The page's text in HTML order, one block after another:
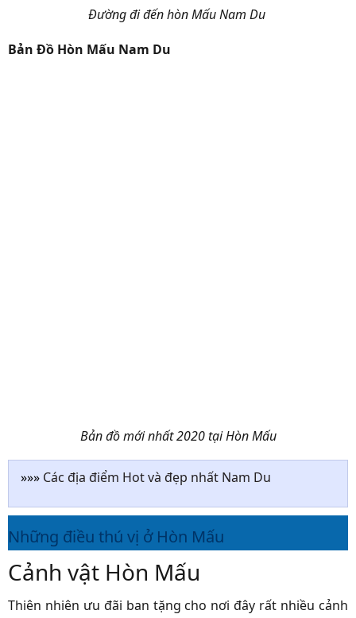
Đường đi đến hòn Mấu Nam Du
Bản Đồ Hòn Mấu Nam Du
Bản đồ mới nhất 2020 tại Hòn Mấu
»»» Các địa điểm Hot và đẹp nhất Nam Du
Những điều thú vị ở Hòn Mấu
Cảnh vật Hòn Mấu
Thiên nhiên ưu đãi ban tặng cho nơi đây rất nhiều cảnh